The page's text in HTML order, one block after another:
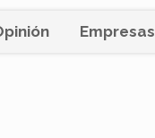
Empresas